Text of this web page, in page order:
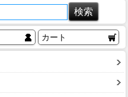
カート